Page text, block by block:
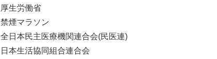
厚生労働省
禁煙マラソン
全日本民主医療機関連合会(民医連)
日本生活協同組合連合会